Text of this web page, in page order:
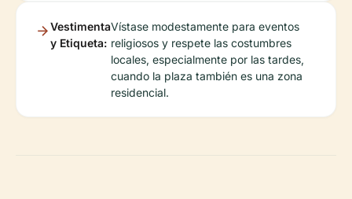
Vestimenta
y Etiqueta:
Vístase modestamente para eventos
religiosos y respete las costumbres
locales, especialmente por las tardes,
cuando la plaza también es una zona
residencial.